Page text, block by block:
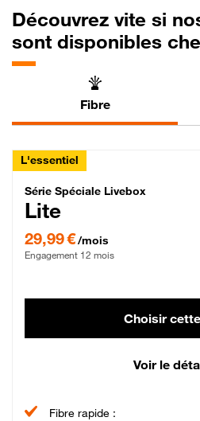
Découvrez vite si
sont disponibles
Fibre
L'essentiel
Série Spéciale
Série Spéciale Livebox
Lite
29,99 €/mois
Engagement 12 mois
Choisir
Voir le
Fibre rapide :